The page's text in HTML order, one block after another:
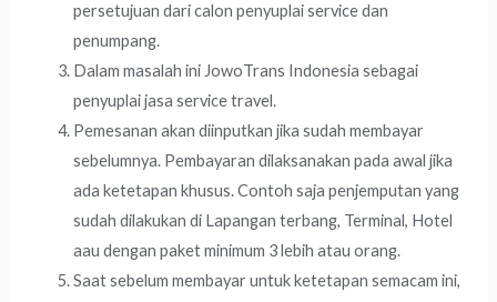
persetujuan dari calon penyuplai service dan
penumpang.
Dalam masalah ini JowoTrans Indonesia sebagai
penyuplai jasa service travel.
Pemesanan akan diinputkan jika sudah membayar
sebelumnya. Pembayaran dilaksanakan pada awal jika
ada ketetapan khusus. Contoh saja penjemputan yang
sudah dilakukan di Lapangan terbang, Terminal, Hotel
aau dengan paket minimum 3 lebih atau orang.
Saat sebelum membayar untuk ketetapan semacam ini,